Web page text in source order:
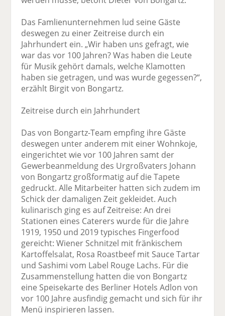
Das Famlienunternehmen lud seine Gäste
deswegen zu einer Zeitreise durch ein
Jahrhundert ein. „Wir haben uns gefragt, wie
war das vor 100 Jahren? Was haben die Leute
für Musik gehört damals, welche Klamotten
haben sie getragen, und was wurde gegessen?“,
erzählt Birgit von Bongartz.
Zeitreise durch ein Jahrhundert
Das von Bongartz-Team empfing ihre Gäste
deswegen unter anderem mit einer Wohnkoje,
eingerichtet wie vor 100 Jahren samt der
Gewerbeanmeldung des Urgroßvaters Johann
von Bongartz großformatig auf die Tapete
gedruckt. Alle Mitarbeiter hatten sich zudem im
Schick der damaligen Zeit gekleidet. Auch
kulinarisch ging es auf Zeitreise: An drei
Stationen eines Caterers wurde für die Jahre
1919, 1950 und 2019 typisches Fingerfood
gereicht: Wiener Schnitzel mit fränkischem
Kartoffelsalat, Rosa Roastbeef mit Sauce Tartar
und Sashimi vom Label Rouge Lachs. Für die
Zusammenstellung hatten die von Bongartz
eine Speisekarte des Berliner Hotels Adlon von
vor 100 Jahre ausfindig gemacht und sich für ihr
Menü inspirieren lassen.